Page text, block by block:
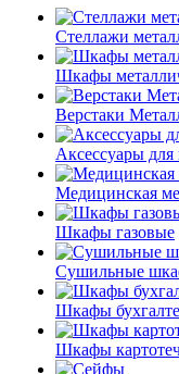
Стеллажи
Шкафы
Верстаки
Аксессуары для
Медицинская
Шкафы газовые
Сушильные
Шкафы
Шкафы